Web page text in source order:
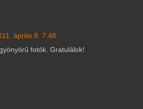
április 8. 7:48
fotók. Gratulálok!